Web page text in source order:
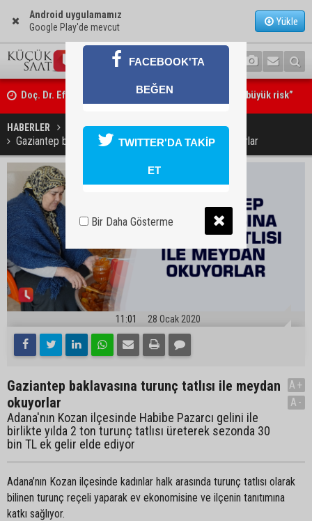
Android uygulamamız
Google Play'de mevcut
Yükle
Doç. Dr. Efsun Somay’dan implant uyarısı: “Sigara en büyük risk”
Adana’da oto kilit iş yerinde esrarengiz olay: 2 kişi hayatını kaybetti
HABERLER YAŞAM
Gaziantep baklavasına turunç tatlısı ile meydan okuyorlar
11:01 28 Ocak 2020
Gaziantep baklavasına turunç tatlısı ile meydan
okuyorlar
Adana'nın Kozan ilçesinde Habibe Pazarcı gelini ile
birlikte yılda 2 ton turunç tatlısı üreterek sezonda 30
bin TL ek gelir elde ediyor
A+
A-
Adana’nın Kozan ilçesinde kadınlar halk arasında turunç tatlısı olarak
bilinen turunç reçeli yaparak ev ekonomisine ve ilçenin tanıtımına
katkı sağlıyor.
FACEBOOK'TA
BEĞEN
TWITTER'DA TAKİP
ET
Bir Daha Gösterme